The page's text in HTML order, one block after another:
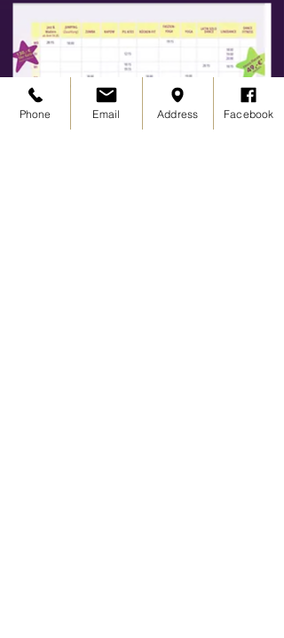
Phone Email Address Facebook